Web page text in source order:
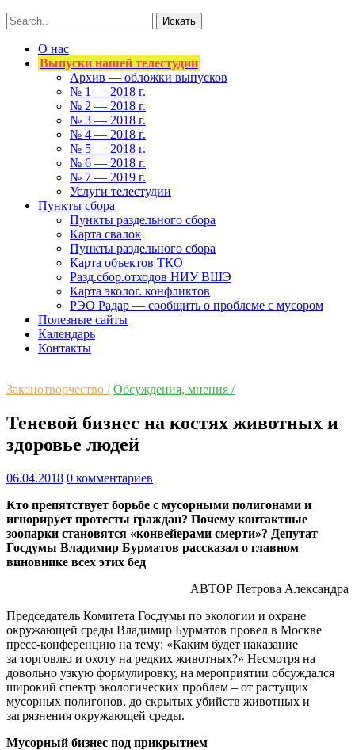
О нас
Выпуски нашей телестудии
Архив — обложки выпусков
№ 1 — 2018 г.
№ 2 — 2018 г.
№ 3 — 2018 г.
№ 4 — 2018 г.
№ 5 — 2018 г.
№ 6 — 2018 г.
№ 7 — 2019 г.
Услуги телестудии
Пункты сбора
Пункты раздельного сбора
Карта свалок
Пункты раздельного сбора
Карта объектов ТКО
Разд.сбор.отходов НИУ ВШЭ
Карта эколог. конфликтов
РЭО Радар — сообщить о проблеме с мусором
Полезные сайты
Календарь
Контакты
Законотворчество / Обсуждения, мнения /
Теневой бизнес на костях животных и
здоровье людей
06.04.2018 0 комментариев
Кто препятствует борьбе с мусорными полигонами и
игнорирует протесты граждан? Почему контактные
зоопарки становятся «конвейерами смерти»? Депутат
Госдумы Владимир Бурматов рассказал о главном
виновнике всех этих бед
АВТОР Петрова Александра
Председатель Комитета Госдумы по экологии и охране
окружающей среды Владимир Бурматов провел в Москве
пресс-конференцию на тему: «Каким будет наказание
за торговлю и охоту на редких животных?» Несмотря на
довольно узкую формулировку, на мероприятии обсуждался
широкий спектр экологических проблем – от растущих
мусорных полигонов, до скрытых убийств животных и
загрязнения окружающей среды.
Мусорный бизнес под прикрытием